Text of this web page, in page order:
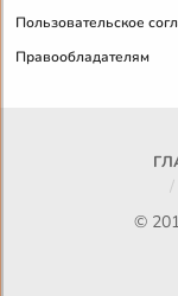
Пользовательское
Правообладателям
©